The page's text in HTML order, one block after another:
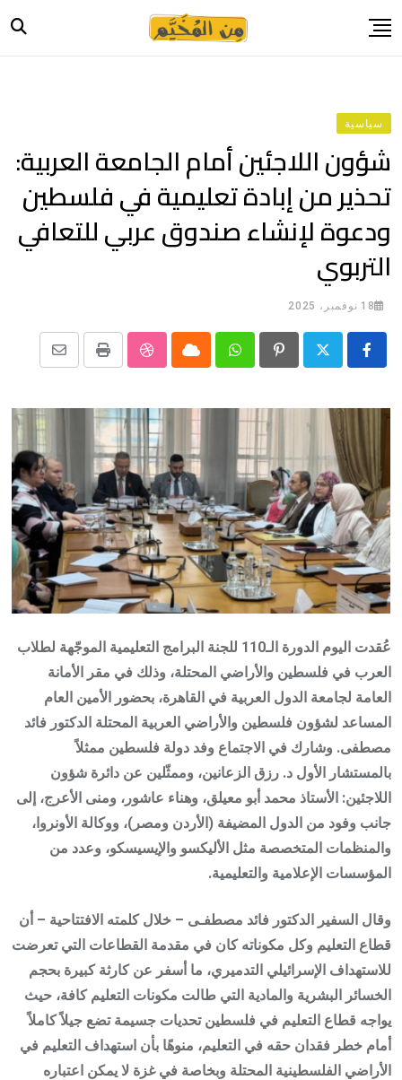
to
حياة
صورة وحكاية
قصة وسيرة
فيديو
المدونة
بيانات
سياسية
شؤون اللاجئين أمام الجامعة العربية:
تحذير من إبادة تعليمية في فلسطين
ودعوة لإنشاء صندوق عربي للتعافي
التربوي
18 نوفمبر، 2025
Pinterest
Whatsapp
Cloud
StumbleUpon
Print
Share
Email
عُقدت اليوم الدورة الـ110 للجنة البرامج التعليمية الموجّهة لطلاب
العرب في فلسطين والأراضي المحتلة، وذلك في مقر الأمانة
العامة لجامعة الدول العربية في القاهرة، بحضور الأمين العام
المساعد لشؤون فلسطين والأراضي العربية المحتلة الدكتور فائد
مصطفى. وشارك في الاجتماع وفد دولة فلسطين ممثلاً
بالمستشار الأول د. رزق الزعانين، وممثّلين عن دائرة شؤون
اللاجئين: الأستاذ محمد أبو معيلق، وهناء عاشور، ومنى الأعرج، إلى
جانب وفود من الدول المضيفة (الأردن ومصر)، ووكالة الأونروا،
والمنظمات المتخصصة مثل الأليكسو والإيسيسكو، وعدد من
المؤسسات الإعلامية والتعليمية.
وقال السفير الدكتور فائد مصطفـى – خلال كلمته الافتتاحية – أن
قطاع التعليم وكل مكوناته كان في مقدمة القطاعات التي تعرضت
للاستهداف الإسرائيلي التدميري، ما أسفر عن كارثة كبيرة بحجم
الخسائر البشرية والمادية التي طالت مكونات التعليم كافة، حيث
يواجه قطاع التعليم في فلسطين تحديات جسيمة تضع جيلاً كاملاً
أمام خطر فقدان حقه في التعليم، منوهًا بأن استهداف التعليم في
الأراضي الفلسطينية المحتلة وبخاصة في غزة لا يمكن اعتباره